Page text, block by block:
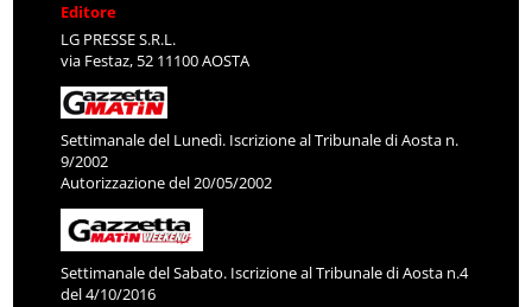
Editore
LG PRESSE S.R.L.
via Festaz, 52 11100 AOSTA
Settimanale del Lunedì. Iscrizione al Tribunale di Aosta n.
9/2002
Autorizzazione del 20/05/2002
Settimanale del Sabato. Iscrizione al Tribunale di Aosta n.4
del 4/10/2016